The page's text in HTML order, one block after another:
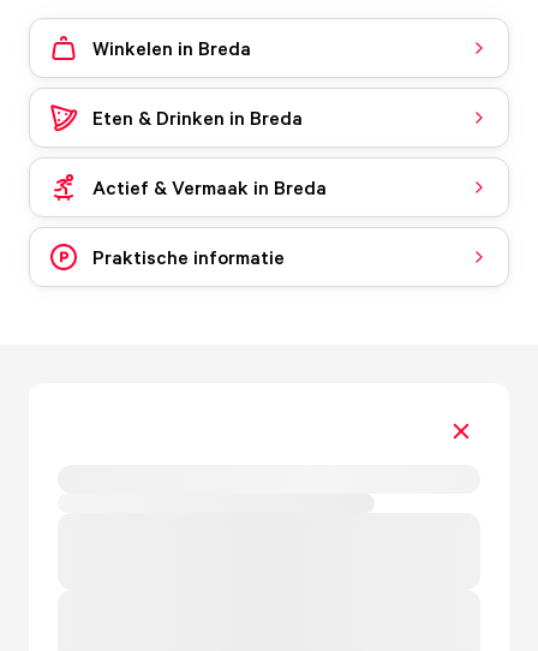
Winkelen in Breda
Eten & Drinken in Breda
Actief & Vermaak in Breda
Praktische informatie